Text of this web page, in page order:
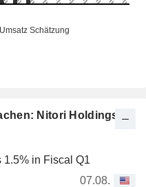
Nitori Holdings
1.5% in Fiscal Q1
07.08.